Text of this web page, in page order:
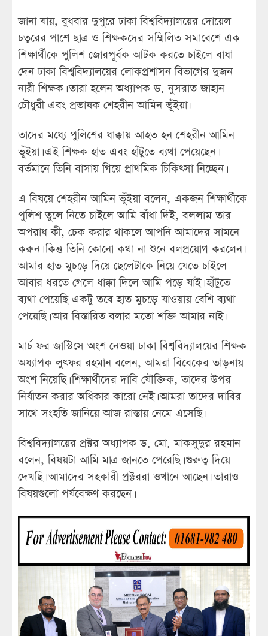
জানা যায়, বুধবার দুপুরে ঢাকা বিশ্ববিদ্যালয়ের দোয়েল
চত্বরের পাশে ছাত্র ও শিক্ষকদের সম্মিলিত সমাবেশে এক
শিক্ষার্থীকে পুলিশ জোরপূর্বক আটক করতে চাইলে বাধা
দেন ঢাকা বিশ্ববিদ্যালয়ের লোকপ্রশাসন বিভাগের দুজন
নারী শিক্ষক। তারা হলেন অধ্যাপক ড. নুসরাত জাহান
চৌধুরী এবং প্রভাষক শেহরীন আমিন ভূঁইয়া।
তাদের মধ্যে পুলিশের ধাক্কায় আহত হন শেহরীন আমিন
ভূঁইয়া। এই শিক্ষক হাত এবং হাঁটুতে ব্যথা পেয়েছেন।
বর্তমানে তিনি বাসায় গিয়ে প্রাথমিক চিকিৎসা নিচ্ছেন।
এ বিষয়ে শেহরীন আমিন ভূঁইয়া বলেন, একজন শিক্ষার্থীকে
পুলিশ তুলে নিতে চাইলে আমি বাঁধা দিই, বললাম তার
অপরাধ কী, চেক করার থাকলে আপনি আমাদের সামনে
করুন। কিন্তু তিনি কোনো কথা না শুনে বলপ্রয়োগ করলেন।
আমার হাত মুচড়ে দিয়ে ছেলেটাকে নিয়ে যেতে চাইলে
আবার ধরতে গেলে ধাক্কা দিলে আমি পড়ে যাই। হাঁটুতে
ব্যথা পেয়েছি একটু তবে হাত মুচড়ে যাওয়ায় বেশি ব্যথা
পেয়েছি। আর বিস্তারিত বলার মতো শক্তি আমার নাই।
মার্চ ফর জাস্টিসে অংশ নেওয়া ঢাকা বিশ্ববিদ্যালয়ের শিক্ষক
অধ্যাপক লুৎফর রহমান বলেন, আমরা বিবেকের তাড়নায়
অংশ নিয়েছি। শিক্ষার্থীদের দাবি যৌক্তিক, তাদের উপর
নির্যাতন করার অধিকার কারো নেই। আমরা তাদের দাবির
সাথে সংহতি জানিয়ে আজ রাস্তায় নেমে এসেছি।
বিশ্ববিদ্যালয়ের প্রক্টর অধ্যাপক ড. মো. মাকসুদুর রহমান
বলেন, বিষয়টা আমি মাত্র জানতে পেরেছি। গুরুত্ব দিয়ে
দেখছি। আমাদের সহকারী প্রক্টররা ওখানে আছেন। তারাও
বিষয়গুলো পর্যবেক্ষণ করছেন।